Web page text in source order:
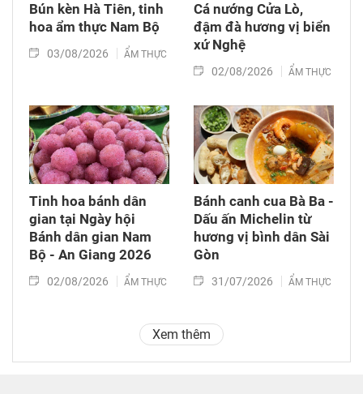
Bún kèn Hà Tiên, tinh
hoa ẩm thực Nam Bộ
03/08/2026 ẨM THỰC
Cá nướng Cửa Lò,
đậm đà hương vị biển
xứ Nghệ
02/08/2026 ẨM THỰC
Tinh hoa bánh dân
gian tại Ngày hội
Bánh dân gian Nam
Bộ - An Giang 2026
02/08/2026 ẨM THỰC
Bánh canh cua Bà Ba -
Dấu ấn Michelin từ
hương vị bình dân Sài
Gòn
31/07/2026 ẨM THỰC
Xem thêm